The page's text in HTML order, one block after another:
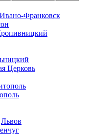
Ивано-Франковск
Церковь
Львов